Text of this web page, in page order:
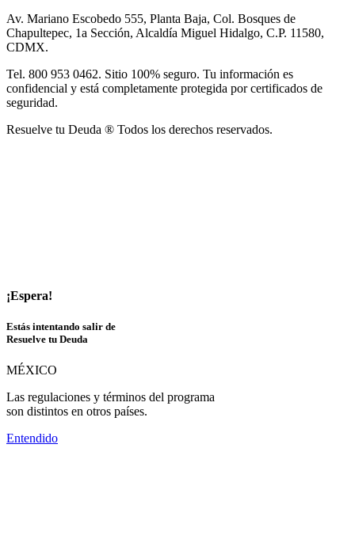
Av. Mariano Escobedo 555, Planta Baja, Col. Bosques de
Chapultepec, 1a Sección, Alcaldía Miguel Hidalgo, C.P. 11580,
CDMX.
Tel. 800 953 0462. Sitio 100% seguro. Tu información es
confidencial y está completamente protegida por certificados de
seguridad.
Resuelve tu Deuda ® Todos los derechos reservados.
¡Espera!
Estás intentando salir de
Resuelve tu Deuda
MÉXICO
Las regulaciones y términos del programa
son distintos en otros países.
Entendido